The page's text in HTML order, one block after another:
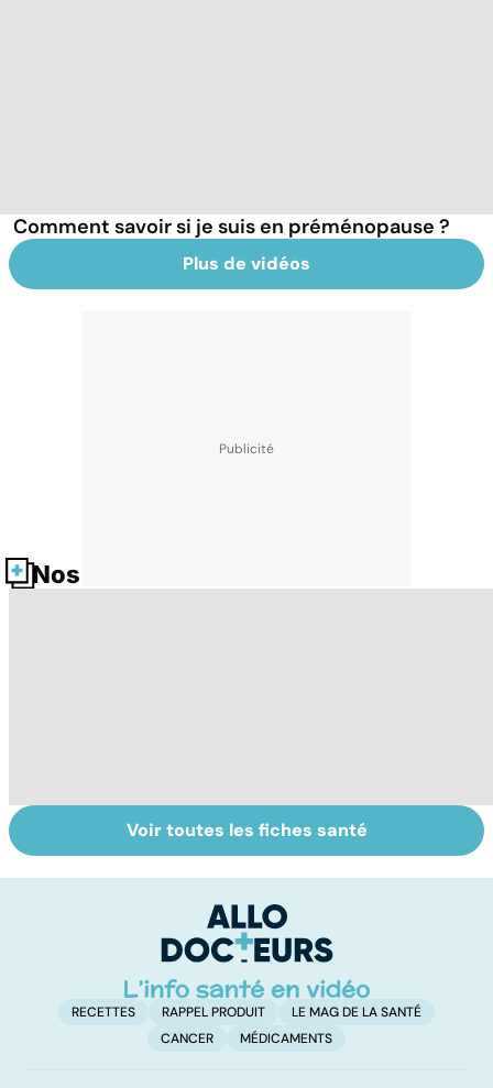
Comment savoir si je suis en préménopause ?
Plus de vidéos
Nos fiches santé
Bien dormir,
mais... sans
Votre enfant se
gratte : et si
?
Voir toutes les fiches santé
RECETTES RAPPEL PRODUIT
LE MAG DE LA SANTÉ
CANCER
MÉDICAMENTS